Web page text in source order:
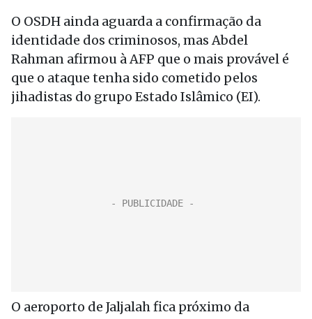
O OSDH ainda aguarda a confirmação da
identidade dos criminosos, mas Abdel
Rahman afirmou à AFP que o mais provável é
que o ataque tenha sido cometido pelos
jihadistas do grupo Estado Islâmico (EI).
O aeroporto de Jaljalah fica próximo da